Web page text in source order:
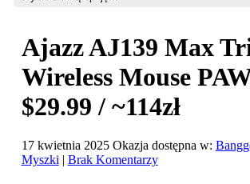
Ajazz AJ139 Max
Wireless Mouse
$29.99 / ~114zł
17 kwietnia 2025Okazja dostępna w:
Myszki | Brak Komentarzy